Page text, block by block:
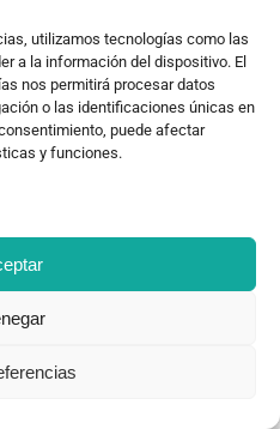
utilizamos tecnologías como las
a la información del dispositivo. El
nos permitirá procesar datos
o las identificaciones únicas en
puede afectar
y funciones.